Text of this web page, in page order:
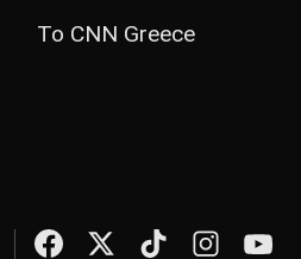
Το CNN Greece